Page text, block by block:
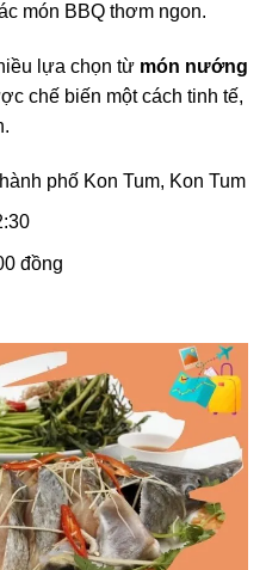
món BBQ thơm ngon.
lựa chọn từ món nướng
chế biến một cách tinh tế,
phố Kon Tum, Kon Tum
đồng